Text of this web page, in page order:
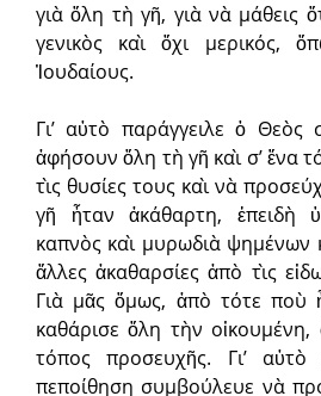
γιὰ ὅλη τὴ γῆ, γιὰ νὰ μάθεις
γενικὸς καὶ ὄχι μερικός,
Ἰουδαίους.
Γι’ αὐτὸ παράγγειλε ὁ Θεὸς
ἀφήσουν ὅλη τὴ γῆ καὶ σ’ ἕνα
τὶς θυσίες τους καὶ νὰ
γῆ ἦταν ἀκάθαρτη, ἐπειδὴ
καπνὸς καὶ μυρωδιὰ ψημένων
ἄλλες ἀκαθαρσίες ἀπὸ τὶς
Γιὰ μᾶς ὅμως, ἀπὸ τότε ποὺ
καθάρισε ὅλη τὴν οἰκουμένη,
τόπος προσευχῆς. Γι’
πεποίθηση συμβούλευε νὰ